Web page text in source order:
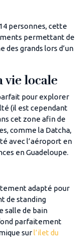
personnes, cette
permettant de
grands lors d’un
vie locale
pour explorer
(il est cependant
cet zone afin de
comme la Datcha,
avec l’aéroport en
en Guadeloupe.
adapté pour
de standing
salle de bain
parfaitement
surl’ilet du